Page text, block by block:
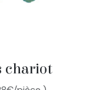
chariot